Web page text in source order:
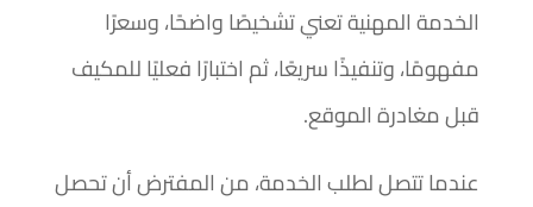
الخدمة المهنية تعني تشخيصًا واضحًا، وسعرًا
مفهومًا، وتنفيذًا سريعًا، ثم اختبارًا فعليًا للمكيف
قبل مغادرة الموقع.
عندما تتصل لطلب الخدمة، من المفترض أن تحصل